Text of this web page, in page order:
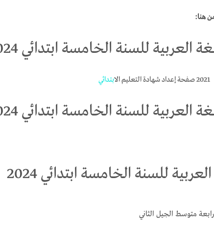
العربية للسنة الخامسة ابتدائي 2024
2021 صفحة إعداد شهادة التعليم ال ابتدائي
العربية للسنة الخامسة ابتدائي 2024
للسنة الخامسة ابتدائي 2024
متوسط الجيل الثاني